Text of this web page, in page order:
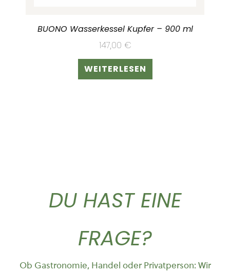
BUONO Wasserkessel Kupfer – 900 ml
147,00 €
WEITERLESEN
DU HAST EINE
FRAGE?
Ob Gastronomie, Handel oder Privatperson: Wir